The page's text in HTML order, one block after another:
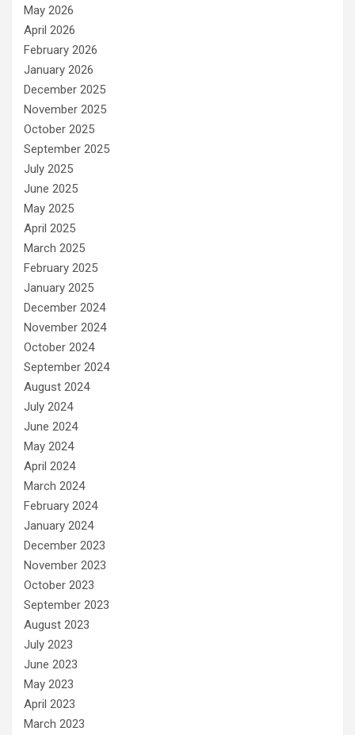
May 2026
April 2026
February 2026
January 2026
December 2025
November 2025
October 2025
September 2025
July 2025
June 2025
May 2025
April 2025
March 2025
February 2025
January 2025
December 2024
November 2024
October 2024
September 2024
August 2024
July 2024
June 2024
May 2024
April 2024
March 2024
February 2024
January 2024
December 2023
November 2023
October 2023
September 2023
August 2023
July 2023
June 2023
May 2023
April 2023
March 2023